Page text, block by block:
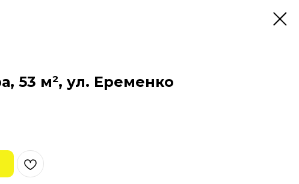
53 м², ул. Еременко